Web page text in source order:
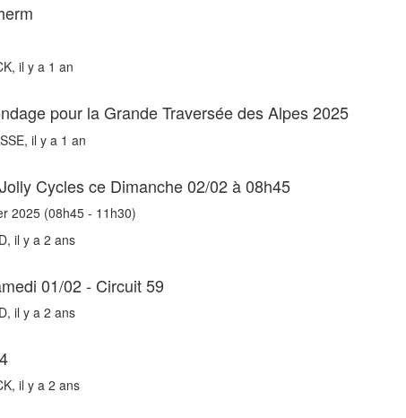
il y a 1 an
pour la Grande Traversée des Alpes 2025
il y a 1 an
Cycles ce Dimanche 02/02 à 08h45
2025 (08h45 - 11h30)
il y a 2 ans
01/02 - Circuit 59
il y a 2 ans
il y a 2 ans